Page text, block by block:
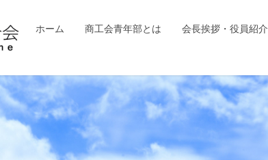
ホーム 商工会青年部とは 会長挨拶・役員紹介